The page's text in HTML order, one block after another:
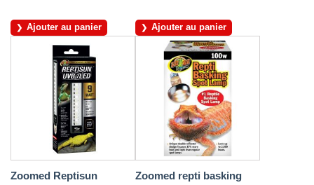
Ajouter au panier Ajouter au panier
Zoomed Reptisun
Zoomed repti basking